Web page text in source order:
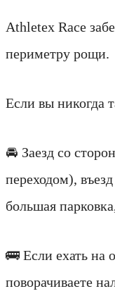
Athletex Race
периметру рощи.
Если вы никогда
🚘 Заезд со
переходом),
большая
🚌 Если ехать на
поворачиваете